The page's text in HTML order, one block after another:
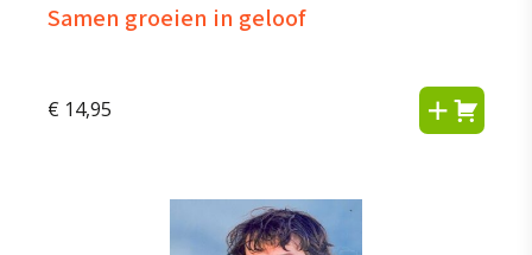
Samen groeien in geloof
€ 14,95